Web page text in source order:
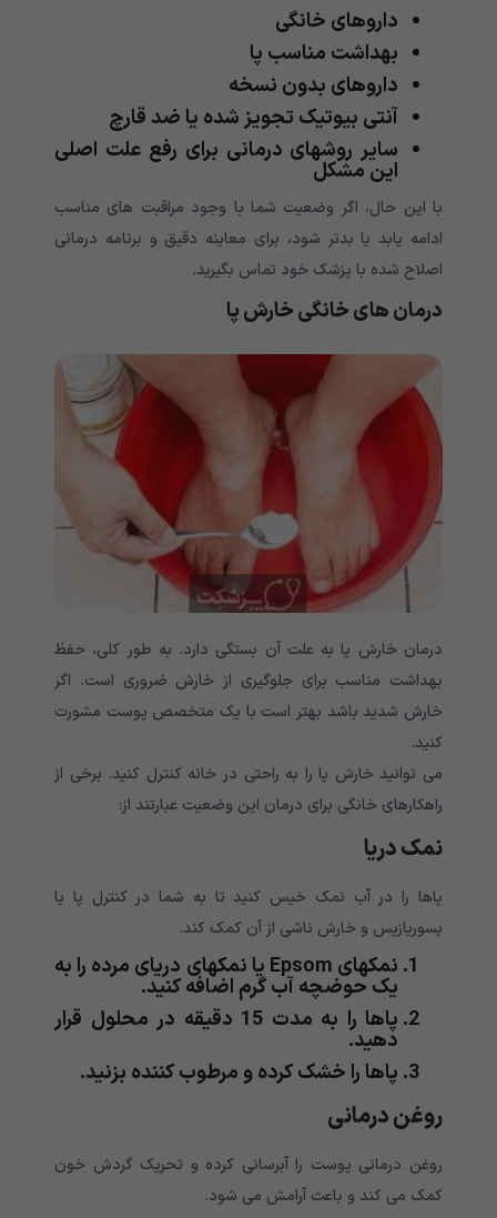
داروهای خانگی
بهداشت مناسب پا
داروهای بدون نسخه
آنتی بیوتیک تجویز شده یا ضد قارچ
سایر روشهای درمانی برای رفع علت اصلی
این مشکل
با این حال، اگر وضعیت شما با وجود مراقبت های مناسب
ادامه یابد یا بدتر شود، برای معاینه دقیق و برنامه درمانی
اصلاح شده با پزشک خود تماس بگیرید.
درمان های خانگی خارش پا
درمان خارش پا به علت آن بستگی دارد. به طور کلی، حفظ
بهداشت مناسب برای جلوگیری از خارش ضروری است. اگر
خارش شدید باشد بهتر است با یک متخصص پوست مشورت
کنید.
می توانید خارش پا را به راحتی در خانه کنترل کنید. برخی از
راهکارهای خانگی برای درمان این وضعیت عبارتند از:
نمک دریا
پاها را در آب نمک خیس کنید تا به شما در کنترل پا یا
پسوریازیس و خارش ناشی از آن کمک کند.
نمکهای Epsom یا نمکهای دریای مرده را به
یک حوضچه آب گرم اضافه کنید.
پاها را به مدت 15 دقیقه در محلول قرار
دهید.
پاها را خشک کرده و مرطوب کننده بزنید.
روغن درمانی
روغن درمانی پوست را آبرسانی کرده و تحریک گردش خون
کمک می کند و باعث آرامش می شود.